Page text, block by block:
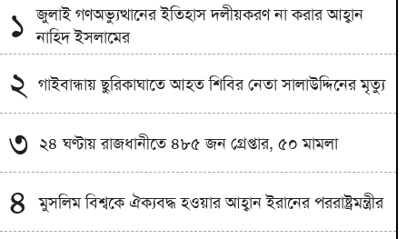
১ জুলাই গণঅভ্যুত্থানের ইতিহাস দলীয়করণ না করার আহ্বান
নাহিদ ইসলামের
২ গাইবান্ধায় ছুরিকাঘাতে আহত শিবির নেতা সালাউদ্দিনের মৃত্যু
৩ ২৪ ঘণ্টায় রাজধানীতে ৪৮৫ জন গ্রেপ্তার, ৫০ মামলা
৪ মুসলিম বিশ্বকে ঐক্যবদ্ধ হওয়ার আহ্বান ইরানের পররাষ্ট্রমন্ত্রীর